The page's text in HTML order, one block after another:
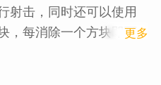
射击，同时还可以使用
，每消除一个方块即可
1 更多